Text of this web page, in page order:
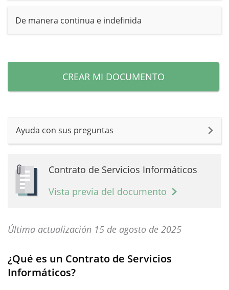
De manera continua e indefinida
CREAR MI DOCUMENTO
Ayuda con sus preguntas
Contrato de Servicios Informáticos
Vista previa del documento
Última actualización 15 de agosto de 2025
¿Qué es un Contrato de Servicios
Informáticos?